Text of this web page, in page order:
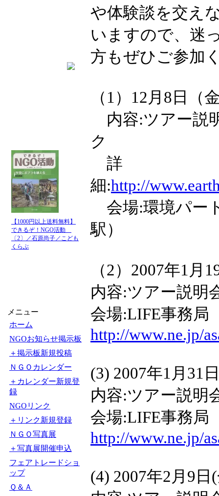
【1000円以上送料無料】
できるぞ！NGO活動
〔2〕／石原尚子／こども
くらぶ
メニュー
ホーム
NGOお知らせ掲示板
＋掲示板新規投稿
ＮＧＯカレンダー
＋カレンダー新規登
録
NGOリンク
＋リンク新規登録
ＮＧＯ写真展
＋写真展開催申込
フェアトレードショ
ップ
Ｑ＆Ａ
や体験談を交え
いますので、迷
方もぜひご参加
（1）12月8日（
内容:ツアー説
ク
詳
細:http://
会場:環境パー
駅）
（2）2007年1月
内容:ツアー説明
会場:LIFE事務局
http://www.ne.jp/
(3) 2007年1月31
内容:ツアー説明
会場:LIFE事務局
http://www.ne.jp/
(4) 2007年2月9日